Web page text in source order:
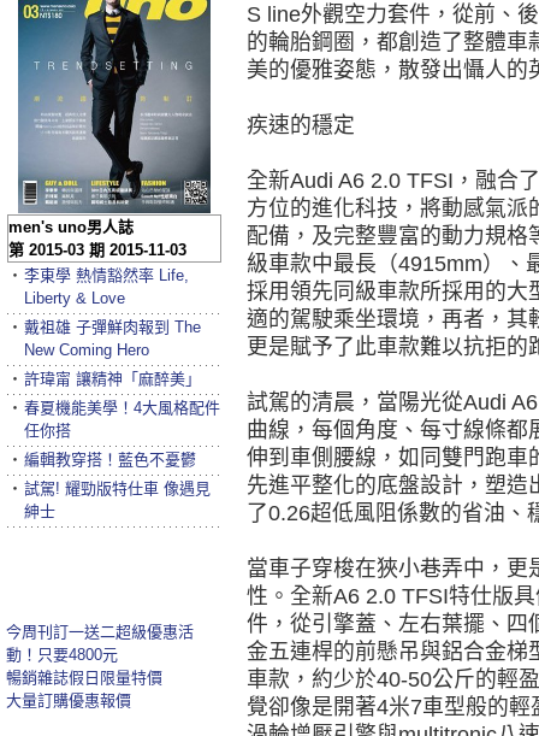
S line外觀空力套件，從前、
的輪胎鋼圈，都創造了整體
美的優雅姿態，散發出懾人的
疾速的穩定
全新Audi A6 2.0 TFSI，融合
方位的進化科技，將動感氣
配備，及完整豐富的動力規
級車款中最長（4915mm）、
採用領先同級車款所採用的大
適的駕駛乘坐環境，再者，其
更是賦予了此車款難以抗拒的
試駕的清晨，當陽光從Audi
曲線，每個角度、每寸線條
伸到車側腰線，如同雙門跑車
先進平整化的底盤設計，塑
了0.26超低風阻係數的省油、
當車子穿梭在狹小巷弄中，
性。全新A6 2.0 TFSI特仕版
件，從引擎蓋、左右葉擺、四
金五連桿的前懸吊與鋁合金梯
車款，約少於40-50公斤的輕
覺卻像是開著4米7車型般的
men's uno男人誌
第 2015-03 期 2015-11-03
‧ 李東學 熱情豁然率 Life,
Liberty & Love
‧ 戴祖雄 子彈鮮肉報到 The
New Coming Hero
‧ 許瑋甯 讓精神「麻醉美」
‧ 春夏機能美學！4大風格配件
任你搭
‧ 編輯教穿搭！藍色不憂鬱
‧ 試駕! 耀勁版特仕車 像遇見
紳士
今周刊訂一送二超級優惠活
動！只要4800元
暢銷雜誌假日限量特價
大量訂購優惠報價